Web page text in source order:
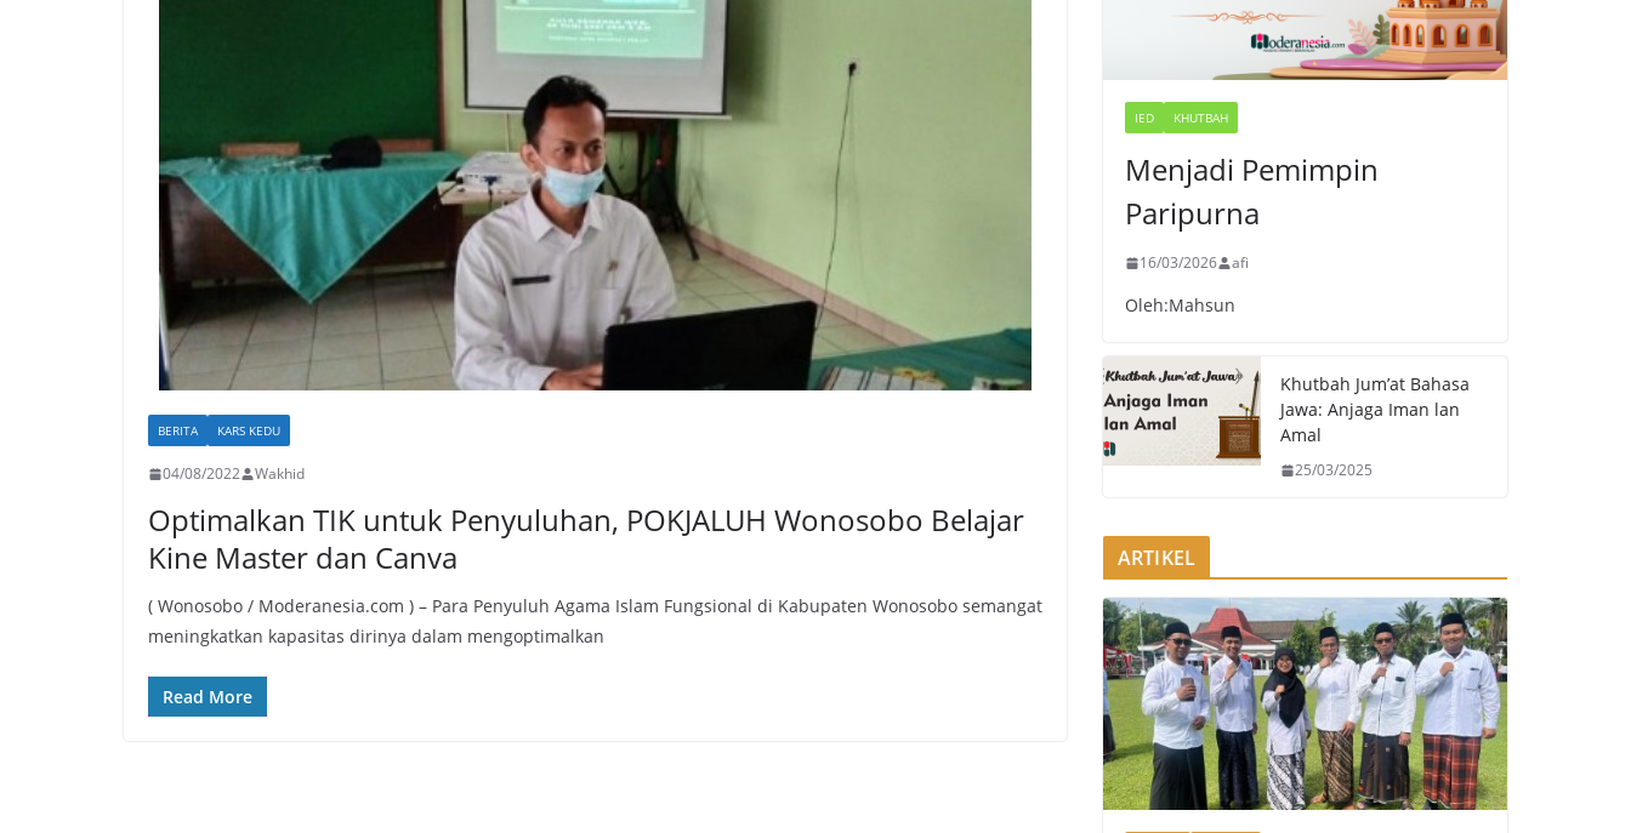
BERITA KARS KEDU
04/08/2022 Wakhid
Optimalkan TIK untuk Penyuluhan, POKJALUH Wonosobo Belajar
Kine Master dan Canva
( Wonosobo / Moderanesia.com ) – Para Penyuluh Agama Islam Fungsional di Kabupaten Wonosobo semangat
meningkatkan kapasitas dirinya dalam mengoptimalkan
Read More
IED KHUTBAH
Menjadi Pemimpin
Paripurna
16/03/2026 afi
Oleh:Mahsun
Khutbah Jum’at Bahasa
Jawa: Anjaga Iman lan
Amal
25/03/2025
ARTIKEL